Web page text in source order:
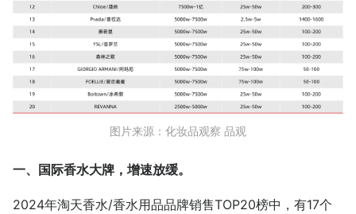
图片来源：化妆品观察 品观
一、国际香水大牌，增速放缓。
2024年淘天香水/香水用品品牌销售TOP20榜中，有17个